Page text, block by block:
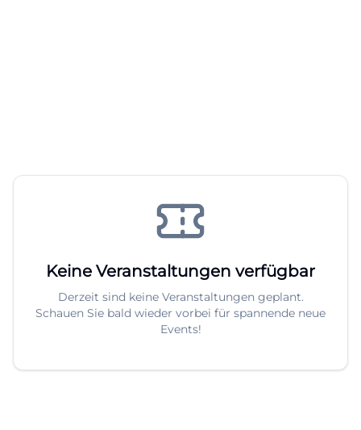
Keine Veranstaltungen verfügbar
Derzeit sind keine Veranstaltungen geplant.
Schauen Sie bald wieder vorbei für spannende neue
Events!